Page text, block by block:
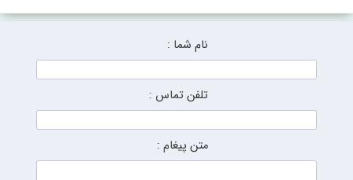
نام شما :
تلفن تماس :
متن پیغام :